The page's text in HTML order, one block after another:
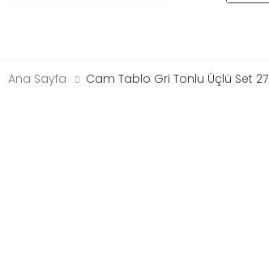
Ana Sayfa Cam Tablo Gri Tonlu Üçlü Set 27